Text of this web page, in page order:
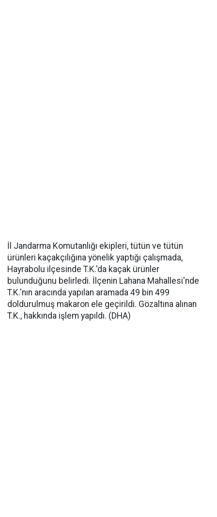
İl Jandarma Komutanlığı ekipleri, tütün ve tütün
ürünleri kaçakçılığına yönelik yaptığı çalışmada,
Hayrabolu ilçesinde T.K.'da kaçak ürünler
bulunduğunu belirledi. İlçenin Lahana Mahallesi'nde
T.K.'nın aracında yapılan aramada 49 bin 499
doldurulmuş makaron ele geçirildi. Gözaltına alınan
T.K., hakkında işlem yapıldı. (DHA)